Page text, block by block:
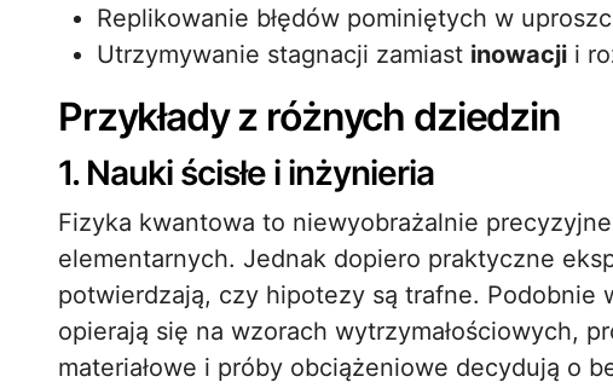
Replikowanie błędów pominiętych w
Utrzymywanie stagnacji zamiast inowacji i
Przykłady z różnych dziedzin
1. Nauki ścisłe i inżynieria
Fizyka kwantowa to niewyobrażalnie
elementarnych. Jednak dopiero praktyczne
potwierdzają, czy hipotezy są trafne. Podobnie
opierają się na wzorach wytrzymałościowych,
materiałowe i próby obciążeniowe decydują o